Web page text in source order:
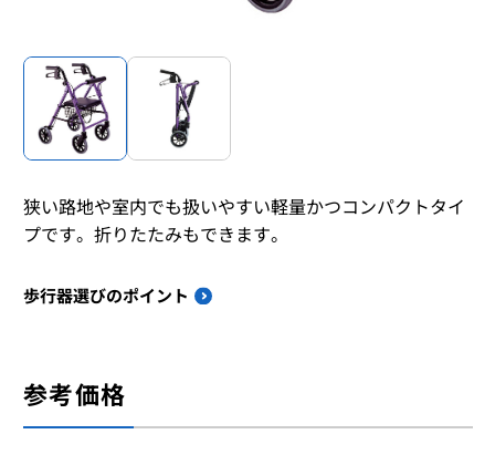
狭い路地や室内でも扱いやすい軽量かつコンパクトタイ
プです。折りたたみもできます。
歩行器選びのポイント
参考価格